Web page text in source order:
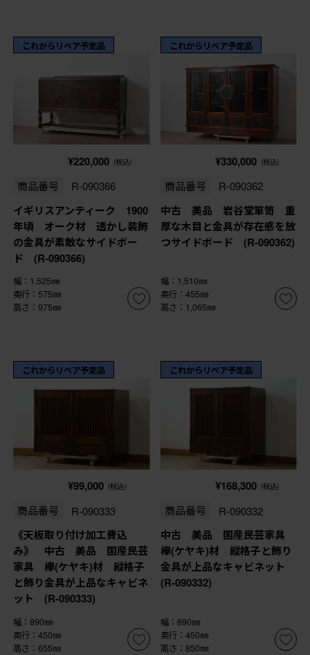
これからリペア予定品
¥220,000 (税込)
商品番号 R-090366
イギリスアンティーク 1900
年頃 オーク材 透かし装飾
の金具が素敵なサイドボー
ド (R-090366)
幅：1,525㎜
奥行：575㎜
高さ：975㎜
これからリペア予定品
¥330,000 (税込)
商品番号 R-090362
中古 美品 岩谷堂箪笥 重
厚な木目と金具が存在感を放
つサイドボード (R-090362)
幅：1,510㎜
奥行：455㎜
高さ：1,065㎜
これからリペア予定品
¥99,000 (税込)
商品番号 R-090333
《天板取り付け加工費込
み》 中古 美品 国産民芸
家具 欅(ケヤキ)材 縦格子
と飾り金具が上品なキャビネ
ット (R-090333)
幅：890㎜
奥行：450㎜
高さ：655㎜
これからリペア予定品
¥168,300 (税込)
商品番号 R-090332
中古 美品 国産民芸家具
欅(ケヤキ)材 縦格子と飾り
金具が上品なキャビネット
(R-090332)
幅：890㎜
奥行：450㎜
高さ：850㎜